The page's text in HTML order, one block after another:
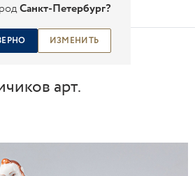
Санкт-Петербург?
ИЗМЕНИТЬ
Чичиков арт. 82.01466.00.1
арт.